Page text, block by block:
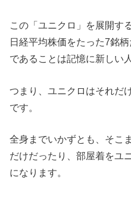
この「ユニクロ」を展開す
日経平均株価をたった7銘
であることは記憶に新しい
つまり、ユニクロはそれだ
です。
全身までいかずとも、そこ
だけだったり、部屋着をユ
になります。